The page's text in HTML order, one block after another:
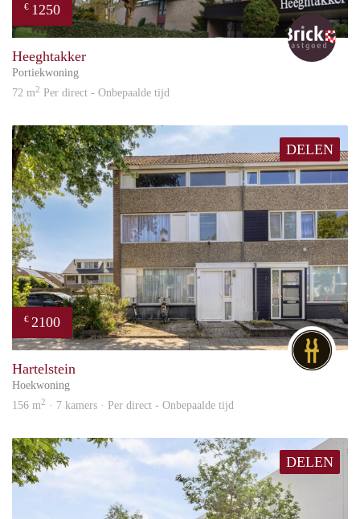
€ 1250
Brick
Heeghtakker
Portiekwoning
72 m2 Per direct - Onbepaalde tijd
DELEN
€ 2100
DG
Hartelstein
Hoekwoning
156 m2 · 7 kamers · Per direct - Onbepaalde tijd
DELEN